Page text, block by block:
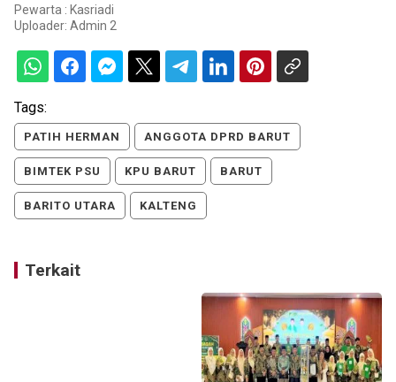
Pewarta : Kasriadi
Uploader: Admin 2
Tags:
PATIH HERMAN ANGGOTA DPRD BARUT
BIMTEK PSU KPU BARUT BARUT
BARITO UTARA KALTENG
Terkait